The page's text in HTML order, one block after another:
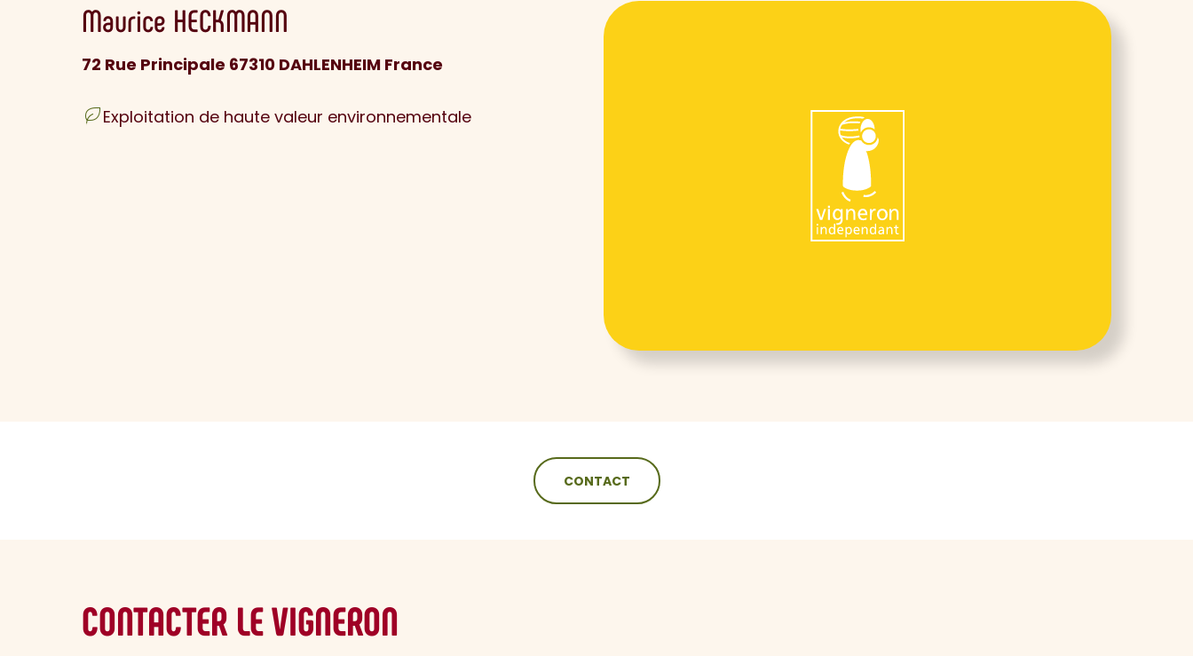
Maurice HECKMANN
72 Rue Principale 67310 DAHLENHEIM France
Exploitation de haute valeur environnementale
CONTACT
CONTACTER LE VIGNERON